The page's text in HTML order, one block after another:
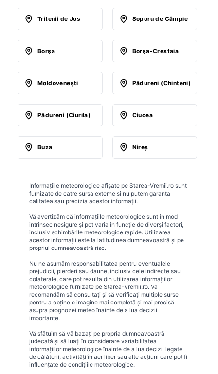
Tritenii de Jos Soporu de Câmpie
Borşa Borşa-Crestaia
Moldoveneşti Pădureni (Chinteni)
Pădureni (Ciurila) Ciucea
Buza Nireş
Informațiile meteorologice afișate pe Starea-Vremii.ro sunt
furnizate de catre sursa externe si nu putem garanta
calitatea sau precizia acestor informații.
Vă avertizăm că informațiile meteorologice sunt în mod
intrinsec nesigure și pot varia în funcție de diverși factori,
inclusiv schimbările meteorologice rapide. Utilizarea
acestor informații este la latitudinea dumneavoastră și pe
propriul dumneavoastră risc.
Nu ne asumăm responsabilitatea pentru eventualele
prejudicii, pierderi sau daune, inclusiv cele indirecte sau
colaterale, care pot rezulta din utilizarea informațiilor
meteorologice furnizate pe Starea-Vremii.ro. Vă
recomandăm să consultați și să verificați multiple surse
pentru a obține o imagine mai completă și mai precisă
asupra prognozei meteo înainte de a lua decizii
importante.
Vă sfătuim să vă bazați pe propria dumneavoastră
judecată și să luați în considerare variabilitatea
informațiilor meteorologice înainte de a lua decizii legate
de călătorii, activități în aer liber sau alte acțiuni care pot fi
influențate de condițiile meteorologice.